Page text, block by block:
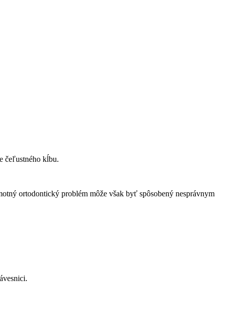
čeľustného kĺbu.
ortodontický problém môže však byť spôsobený nesprávnym